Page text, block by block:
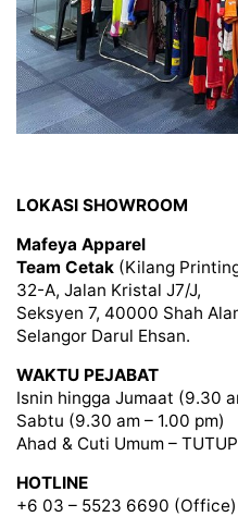
LOKASI SHOWROOM
Mafeya Apparel
Team Cetak (Kilang
32-A, Jalan Kristal J7/J,
Seksyen 7, 40000 Shah
Selangor Darul Ehsan.
WAKTU PEJABAT
Isnin hingga Jumaat (9.30
Sabtu (9.30 am – 1.00 pm)
Ahad & Cuti Umum – TUTUP
HOTLINE
+6 03 – 5523 6690 (Office)